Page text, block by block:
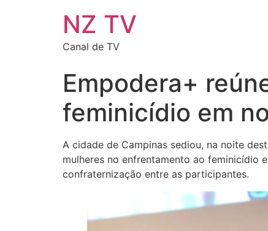
NZ TV
Canal de TV
Empodera+
feminicídio em
A cidade de Campinas sediou, na noite
mulheres no enfrentamento ao feminicídio
confraternização entre as participantes.